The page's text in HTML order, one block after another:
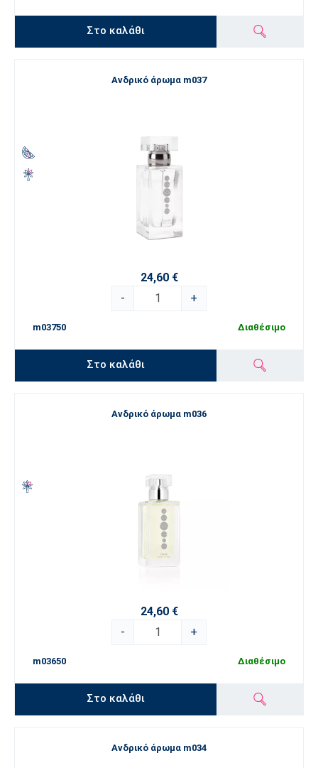
Στο καλάθι
Ανδρικό άρωμα m037
24,60 €
-
+
m03750 Διαθέσιμο
Στο καλάθι
Ανδρικό άρωμα m036
24,60 €
-
+
m03650 Διαθέσιμο
Στο καλάθι
Ανδρικό άρωμα m034